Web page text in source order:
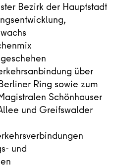
Bezirk der Hauptstadt
über
Ring sowie zum
Schönhauser
und Greifswalder
und